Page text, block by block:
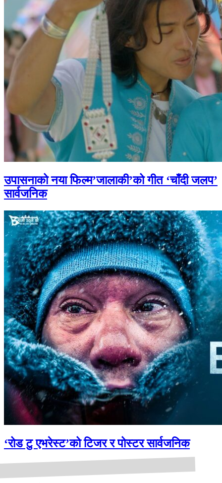
उपासनाको नया फिल्म’जालाकी’को गीत ‘चाँदी जलप’
सार्वजनिक
‘रोड टु एभरेस्ट’को टिजर र पोस्टर सार्वजनिक